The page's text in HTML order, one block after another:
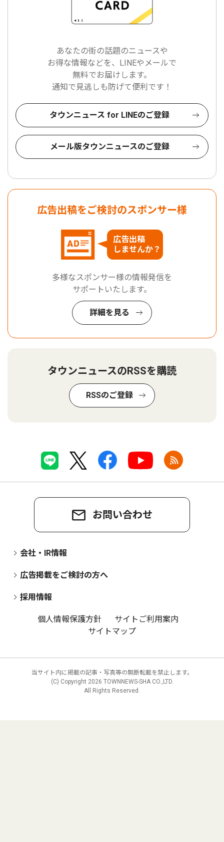
あなたの街の話題のニュースや
お得な情報などを、LINEやメールで
無料でお届けします。
通知で見逃しも防げて便利です！
タウンニュース for LINEのご登録
メール版タウンニュースのご登録
広告出稿をご検討のスポンサー様
広告出稿
しませんか？
多様なスポンサー様の情報発信を
サポートいたします。
詳細を見る
タウンニュースのRSSを購読
RSSのご登録
お問い合わせ
会社・IR情報
広告掲載をご検討の方へ
採用情報
個人情報保護方針
サイトご利用案内
サイトマップ
当サイト内に掲載の記事・写真等の無断転載を禁止します。
(C) Copyright 2026 TOWNNEWS-SHA CO.,LTD.
All Rights Reserved.